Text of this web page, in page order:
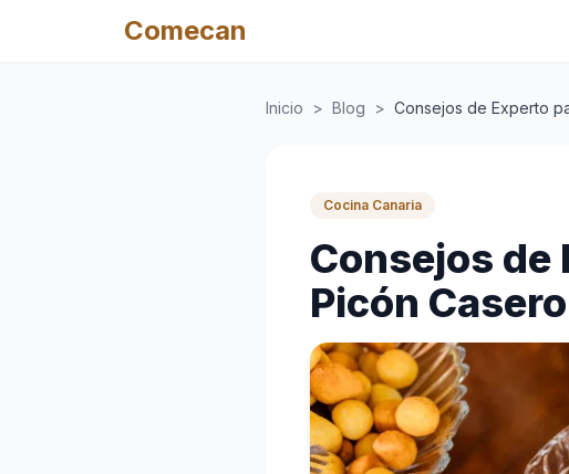
Comecan
Inicio > Blog > Consejos de Experto
Cocina Canaria
Consejos de
Picón